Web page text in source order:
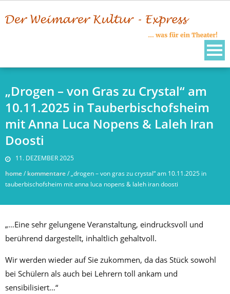
to
„Drogen – von Gras zu Crystal“ am
10.11.2025 in Tauberbischofsheim
mit Anna Luca Nopens & Laleh Iran
Doosti
11. DEZEMBER 2025
home/kommentare/„drogen – von gras zu crystal“ am 10.11.2025 in
tauberbischofsheim mit anna luca nopens & laleh iran doosti
„…Eine sehr gelungene Veranstaltung, eindrucksvoll und
berührend dargestellt, inhaltlich gehaltvoll.
Wir werden wieder auf Sie zukommen, da das Stück sowohl
bei Schülern als auch bei Lehrern toll ankam und
sensibilisiert…“